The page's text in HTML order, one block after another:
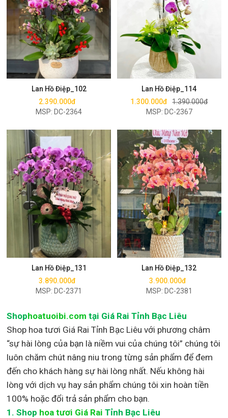
Lan Hồ Điệp_102
2.390.000đ
MSP: DC-2364
Mua ngay
Lan Hồ Điệp_114
1.300.000đ 1.390.000đ
MSP: DC-2367
Mua ngay
Lan Hồ Điệp_131
3.890.000đ
MSP: DC-2371
Mua ngay
Lan Hồ Điệp_132
3.900.000đ
MSP: DC-2381
Mua ngay
Shophoatuoibi.com tại Giá Rai Tỉnh Bạc Liêu
Shop hoa tươi Giá Rai Tỉnh Bạc Liêu với phương châm
“sự hài lòng của bạn là niềm vui của chúng tôi” chúng tôi
luôn chăm chút nâng niu trong từng sản phẩm để đem
đến cho khách hàng sự hài lòng nhất. Nếu không hài
lòng với dịch vụ hay sản phẩm chúng tôi xin hoàn tiền
100% hoặc đổi trả sản phẩm cho bạn.
1.Shop hoa tươi Giá Rai Tỉnh Bạc Liêu